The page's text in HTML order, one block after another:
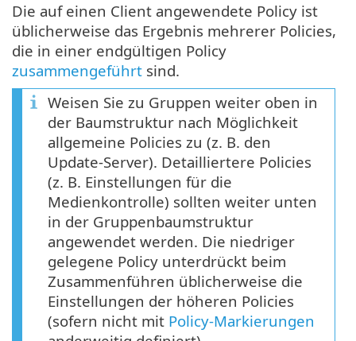
Die auf einen Client angewendete Policy ist
üblicherweise das Ergebnis mehrerer Policies,
die in einer endgültigen Policy
zusammengeführt sind.
Weisen Sie zu Gruppen weiter oben in
der Baumstruktur nach Möglichkeit
allgemeine Policies zu (z. B. den
Update-Server). Detailliertere Policies
(z. B. Einstellungen für die
Medienkontrolle) sollten weiter unten
in der Gruppenbaumstruktur
angewendet werden. Die niedriger
gelegene Policy unterdrückt beim
Zusammenführen üblicherweise die
Einstellungen der höheren Policies
(sofern nicht mit Policy-Markierungen